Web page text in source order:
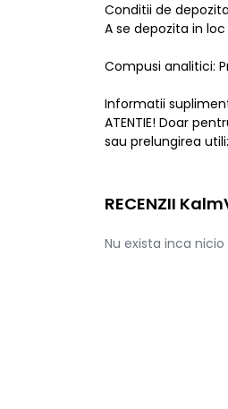
Conditii de
A se depozita in
Compusi analitici:
Informatii
ATENTIE! Doar
sau prelungirea
RECENZII
Nu exista inca